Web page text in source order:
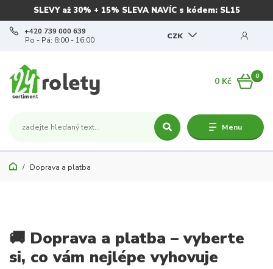
SLEVY až 30% + 15% SLEVA NAVÍC s kódem: SL15
Menu
CZK
+420 739 000 639
Po - Pá: 8:00 - 16:00
0
0 Kč
Doprava a platba
🚚 Doprava a platba – vyberte
si, co vám nejlépe vyhovuje